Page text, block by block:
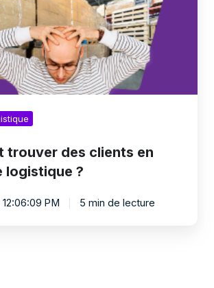
trouver des clients en
logistique ?
PM 5 min de lecture